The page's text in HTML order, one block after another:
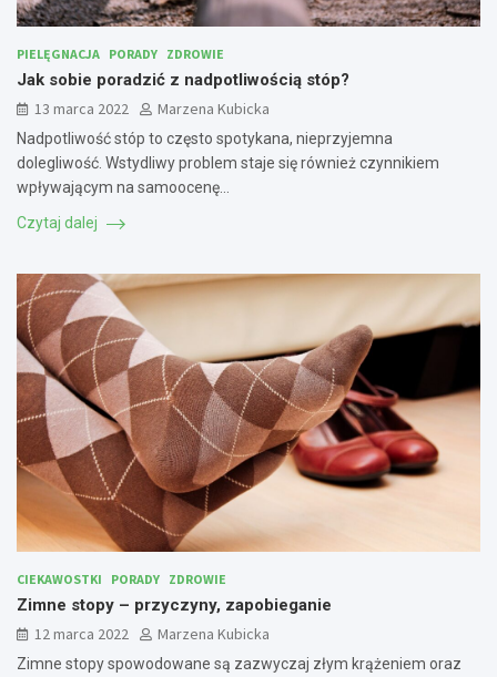
PIELĘGNACJA PORADY ZDROWIE
Jak sobie poradzić z nadpotliwością stóp?
13 marca 2022
Marzena Kubicka
Nadpotliwość stóp to często spotykana, nieprzyjemna
dolegliwość. Wstydliwy problem staje się również czynnikiem
wpływającym na samoocenę…
Czytaj dalej
CIEKAWOSTKI PORADY ZDROWIE
Zimne stopy – przyczyny, zapobieganie
12 marca 2022
Marzena Kubicka
Zimne stopy spowodowane są zazwyczaj złym krążeniem oraz